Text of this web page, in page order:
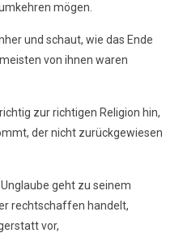
mögen.
und schaut, wie das Ende
von ihnen waren
zur richtigen Religion hin,
der nicht zurückgewiesen
geht zu seinem
rechtschaffen handelt,
vor,